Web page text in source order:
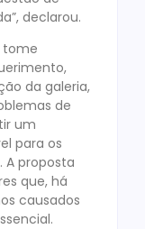
declarou.
tome
da galeria,
de
um
para os
A proposta
que, há
causados